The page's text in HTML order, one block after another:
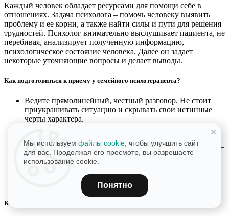
Каждый человек обладает ресурсами для помощи себе в
отношениях. Задача психолога – помочь человеку выявить
проблему и ее корни, а также найти силы и пути для решения
трудностей. Психолог внимательно выслушивает пациента, не
перебивая, анализирует полученную информацию,
психологическое состояние человека. Далее он задает
некоторые уточняющие вопросы и делает выводы.
Как подготовиться к приему у семейного психотерапевта?
Ведите прямолинейный, честный разговор. Не стоит
приукрашивать ситуацию и скрывать свои истинные
черты характера.
жизненных историй, и его уже ничем не удивить. Тем
более никто не будет ужасаться и удивляться, наоборот –
для опытного, грамотного психолога чем сложнее
случай, тем интереснее помочь решить проблему.
Запишите свои вопросы на бумаге. Так они точно не
Какие семейные проблемы можно проработать с психологом?
Мы используем файлы cookie , чтобы улучшить сайт
для вас. Продолжая его просмотр, вы разрешаете
использование cookie.
Понятно
+